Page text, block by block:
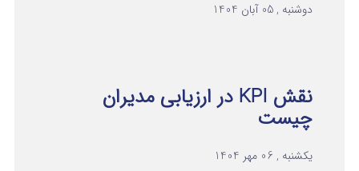
دوشنبه , 05 آبان 1404
نقش KPI در ارزیابی مدیران
چیست
یکشنبه , 06 مهر 1404